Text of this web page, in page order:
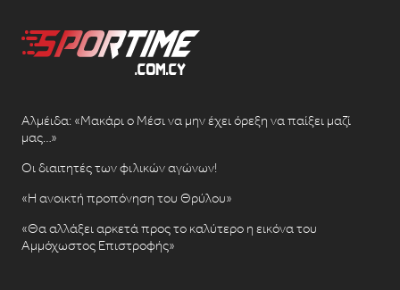
Αλμέιδα: «Μακάρι ο Μέσι να μην έχει όρεξη να παίξει μαζί
μας…»
Οι διαιτητές των φιλικών αγώνων!
«Η ανοικτή προπόνηση του Θρύλου»
«Θα αλλάξει αρκετά προς το καλύτερο η εικόνα του
Αμμόχωστος Επιστροφής»